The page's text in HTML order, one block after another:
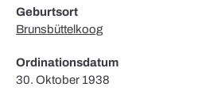
Geburtsort
Brunsbüttelkoog
Ordinationsdatum
30. Oktober 1938